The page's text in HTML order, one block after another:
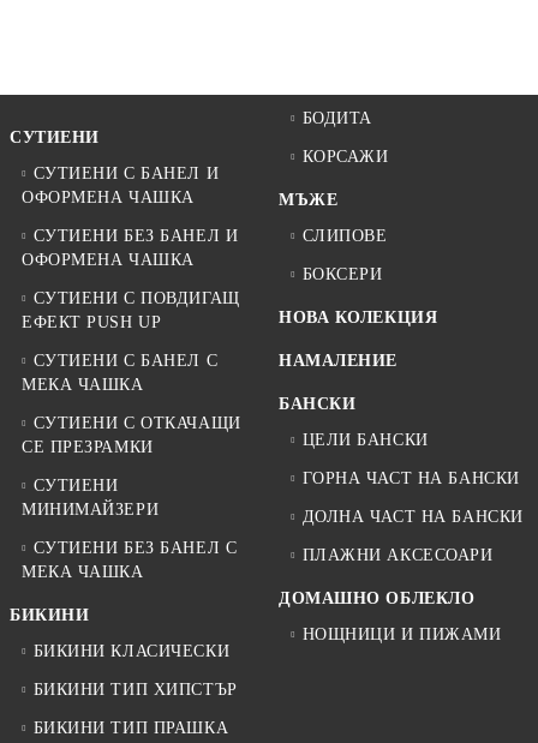
СУТИЕНИ
СУТИЕНИ С БАНЕЛ И
ОФОРМЕНА ЧАШКА
СУТИЕНИ БЕЗ БАНЕЛ И
ОФОРМЕНА ЧАШКА
СУТИЕНИ С ПОВДИГАЩ
ЕФЕКТ PUSH UP
СУТИЕНИ С БАНЕЛ С
МЕКА ЧАШКА
СУТИЕНИ С ОТКАЧАЩИ
СЕ ПРЕЗРАМКИ
СУТИЕНИ
МИНИМАЙЗЕРИ
СУТИЕНИ БЕЗ БАНЕЛ С
МЕКА ЧАШКА
БИКИНИ
БИКИНИ КЛАСИЧЕСКИ
БИКИНИ ТИП ХИПСТЪР
БИКИНИ ТИП ПРАШКА
БОДИТА
КОРСАЖИ
МЪЖЕ
СЛИПОВЕ
БОКСЕРИ
НОВА КОЛЕКЦИЯ
НАМАЛЕНИЕ
БАНСКИ
ЦЕЛИ БАНСКИ
ГОРНА ЧАСТ НА БАНСКИ
ДОЛНА ЧАСТ НА БАНСКИ
ПЛАЖНИ АКСЕСОАРИ
ДОМАШНО ОБЛЕКЛО
НОЩНИЦИ И ПИЖАМИ